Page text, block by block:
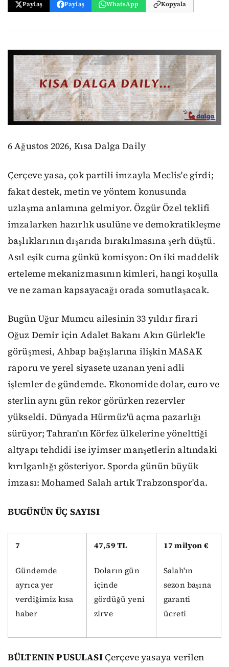
Paylaş Paylaş WhatsApp Kopyala
6 Ağustos 2026, Kısa Dalga Daily
Çerçeve yasa, çok partili imzayla Meclis'e girdi;
fakat destek, metin ve yöntem konusunda
uzlaşma anlamına gelmiyor. Özgür Özel teklifi
imzalarken hazırlık usulüne ve demokratikleşme
başlıklarının dışarıda bırakılmasına şerh düştü.
Asıl eşik cuma günkü komisyon: On iki maddelik
erteleme mekanizmasının kimleri, hangi koşulla
ve ne zaman kapsayacağı orada somutlaşacak.
Bugün Uğur Mumcu ailesinin 33 yıldır firari
Oğuz Demir için Adalet Bakanı Akın Gürlek'le
görüşmesi, Ahbap bağışlarına ilişkin MASAK
raporu ve yerel siyasete uzanan yeni adli
işlemler de gündemde. Ekonomide dolar, euro ve
sterlin aynı gün rekor görürken rezervler
yükseldi. Dünyada Hürmüz'ü açma pazarlığı
sürüyor; Tahran'ın Körfez ülkelerine yönelttiği
altyapı tehdidi ise iyimser manşetlerin altındaki
kırılganlığı gösteriyor. Sporda günün büyük
imzası: Mohamed Salah artık Trabzonspor'da.
BUGÜNÜN ÜÇ SAYISI
7
Gündemde
ayrıca yer
verdiğimiz kısa
haber
47,59 TL
Doların gün
içinde
gördüğü yeni
zirve
17 milyon €
Salah'ın
sezon başına
garanti
ücreti
BÜLTENIN PUSULASIÇerçeve yasaya verilen